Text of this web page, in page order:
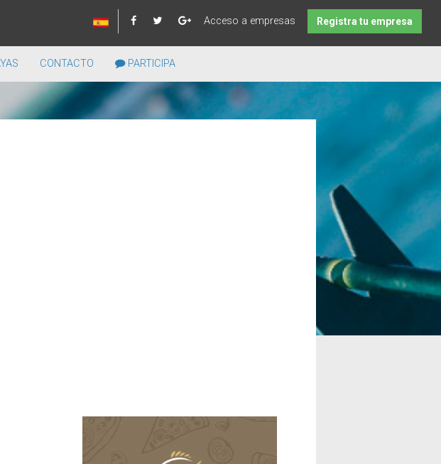
Acceso a empresas Registra tu empresa
CONTACTO PARTICIPA